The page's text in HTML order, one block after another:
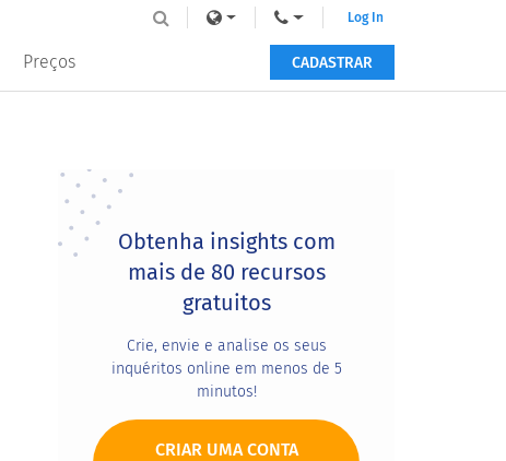
Preços
Log In
CADASTRAR
Primary
SidebarObtenha insights com
mais de 80 recursos
gratuitos
Crie, envie e analise os seus
inquéritos online em menos de 5
minutos!
CRIAR UMA CONTA